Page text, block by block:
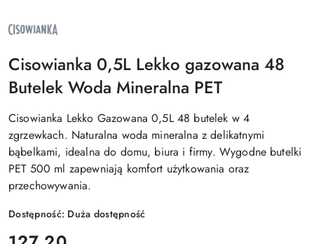
NAZWA
PRODUCENTA:
Cisowianka 0,5L Lekko gazowana 48
Butelek Woda Mineralna PET
Cisowianka Lekko Gazowana 0,5L 48 butelek w 4
zgrzewkach. Naturalna woda mineralna z delikatnymi
bąbelkami, idealna do domu, biura i firmy. Wygodne butelki
PET 500 ml zapewniają komfort użytkowania oraz
przechowywania.
Dostępność: Duża dostępność